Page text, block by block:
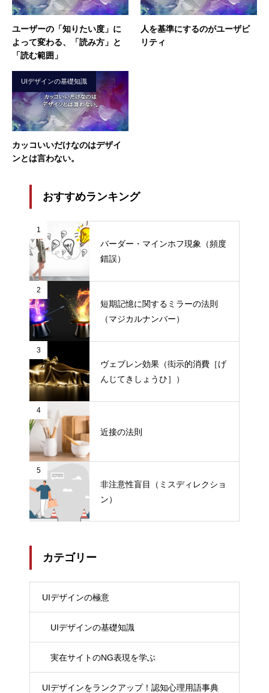
ユーザーの「知りたい度」に
よって変わる、「読み方」と
「読む範囲」
人を基準にするのがユーザビ
リティ
UIデザインの基礎知識
カッコいいだけなのはデザイ
ンとは言わない。
おすすめランキング
1
バーダー・マインホフ現象（頻度
錯誤）
2
短期記憶に関するミラーの法則
（マジカルナンバー）
3
ヴェブレン効果（衒示的消費［げ
んじてきしょうひ］）
4
近接の法則
5
非注意性盲目（ミスディレクショ
ン）
カテゴリー
UIデザインの極意
UIデザインの基礎知識
実在サイトのNG表現を学ぶ
UIデザインをランクアップ！認知心理用語事典